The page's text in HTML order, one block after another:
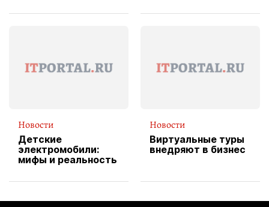
вводит
Новости
Детские
электромобили:
мифы и реальность
Новости
Виртуальные туры
внедряют в бизнес